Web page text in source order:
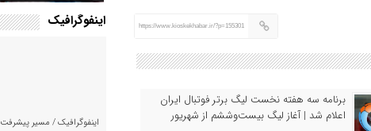
https://www.kioskekhabar.ir/?p=155301
برنامه سه هفته نخست لیگ برتر فوتبال ایران
اعلام شد | آغاز لیگ بیست‌وششم از شهریور
اینفوگرافیک
اینفوگرافیک / مسیر پیشرفت